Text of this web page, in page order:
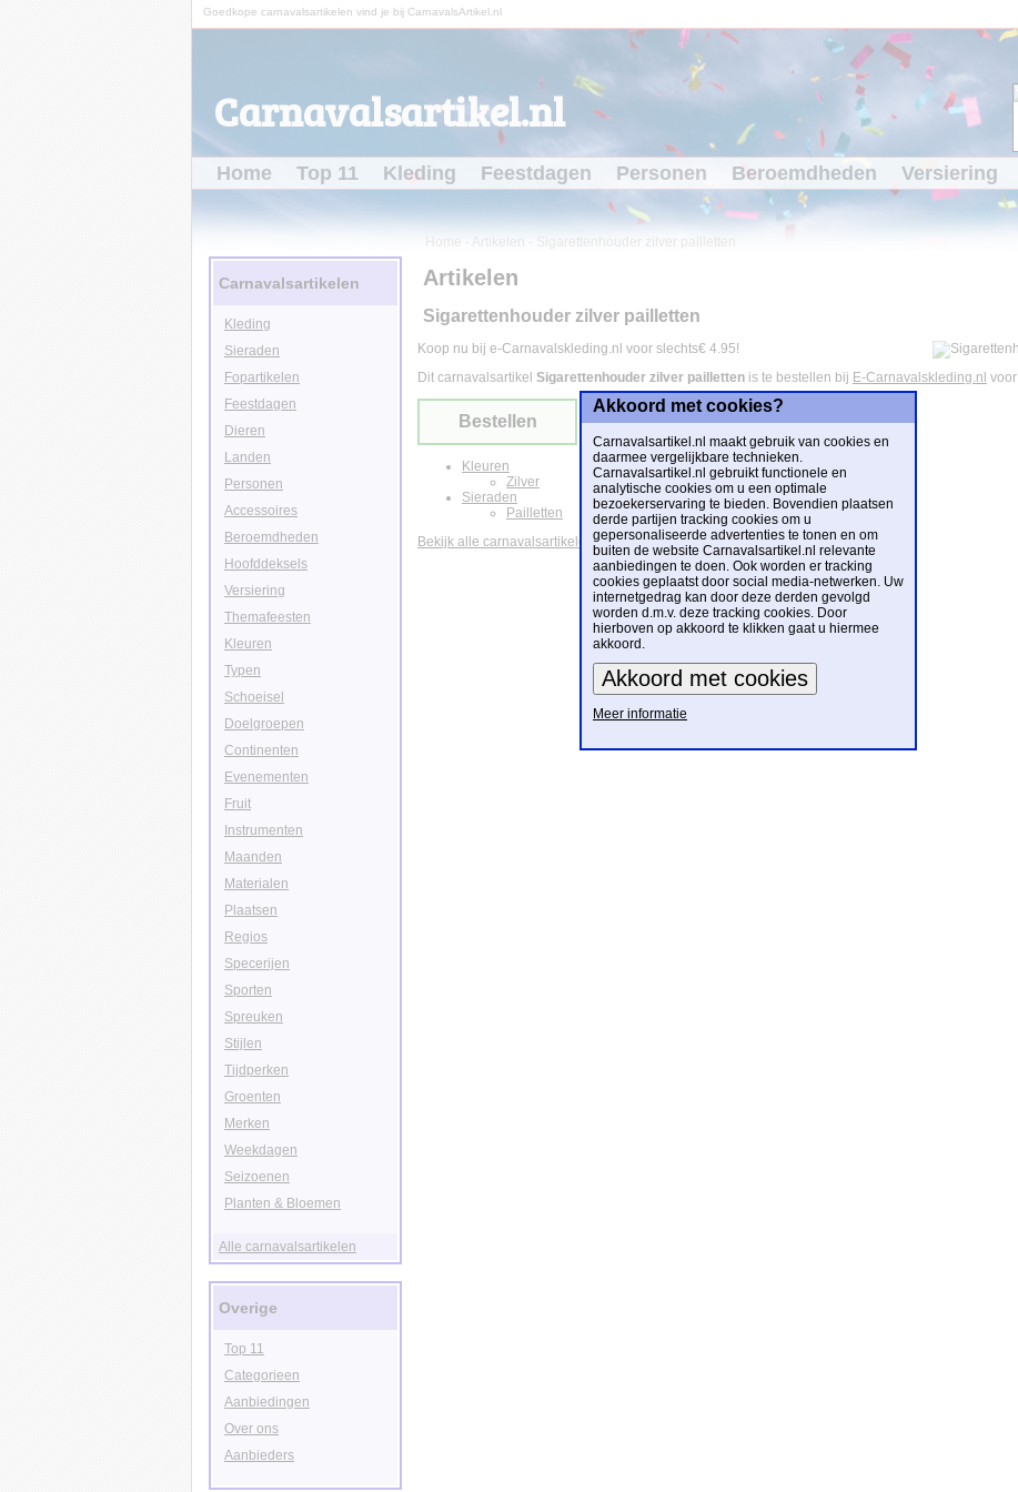
Goedkope carnavalsartikelen vind je bij CarnavalsArtikel.nl
Carnavalsartikel.nl
Home Top 11 Kleding Feestdagen Personen Beroemdheden Versiering
Home Artikelen Sigarettenhouder zilver pailletten
Artikelen
Sigarettenhouder zilver pailletten
Koop nu bij e-Carnavalskleding.nl voor slechts€ 4.95!
Dit carnavalsartikel Sigarettenhouder zilver pailletten is te bestellen bij E-Carnavalskleding.nl voor
Bestellen
Kleuren
Zilver
Sieraden
Pailletten
Bekijk alle carnavalsartikelen
Carnavalsartikelen
Kleding
Sieraden
Fopartikelen
Feestdagen
Dieren
Landen
Personen
Accessoires
Beroemdheden
Hoofddeksels
Versiering
Themafeesten
Kleuren
Typen
Schoeisel
Doelgroepen
Continenten
Evenementen
Fruit
Instrumenten
Maanden
Materialen
Plaatsen
Regios
Specerijen
Sporten
Spreuken
Stijlen
Tijdperken
Groenten
Merken
Weekdagen
Seizoenen
Planten & Bloemen
Alle carnavalsartikelen
Overige
Top 11
Categorieen
Aanbiedingen
Over ons
Aanbieders
Akkoord met cookies?
Carnavalsartikel.nl maakt gebruik van cookies en
daarmee vergelijkbare technieken.
Carnavalsartikel.nl gebruikt functionele en
analytische cookies om u een optimale
bezoekerservaring te bieden. Bovendien plaatsen
derde partijen tracking cookies om u
gepersonaliseerde advertenties te tonen en om
buiten de website Carnavalsartikel.nl relevante
aanbiedingen te doen. Ook worden er tracking
cookies geplaatst door social media-netwerken. Uw
internetgedrag kan door deze derden gevolgd
worden d.m.v. deze tracking cookies. Door
hierboven op akkoord te klikken gaat u hiermee
akkoord.
Meer informatie